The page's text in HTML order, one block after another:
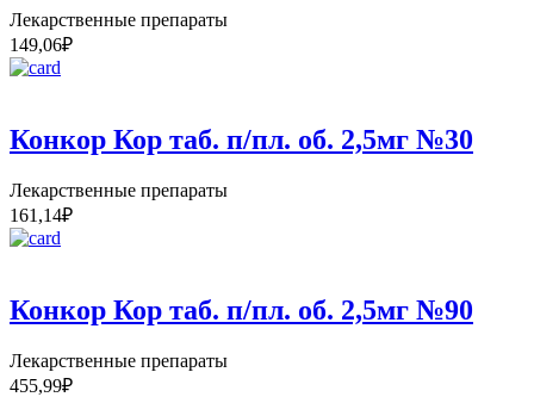
Лекарственные препараты
149,06₽
Конкор Кор таб. п/пл. об. 2,5мг №30
Лекарственные препараты
161,14₽
Конкор Кор таб. п/пл. об. 2,5мг №90
Лекарственные препараты
455,99₽